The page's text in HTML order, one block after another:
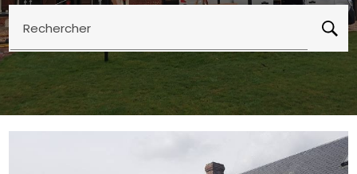
Rechercher